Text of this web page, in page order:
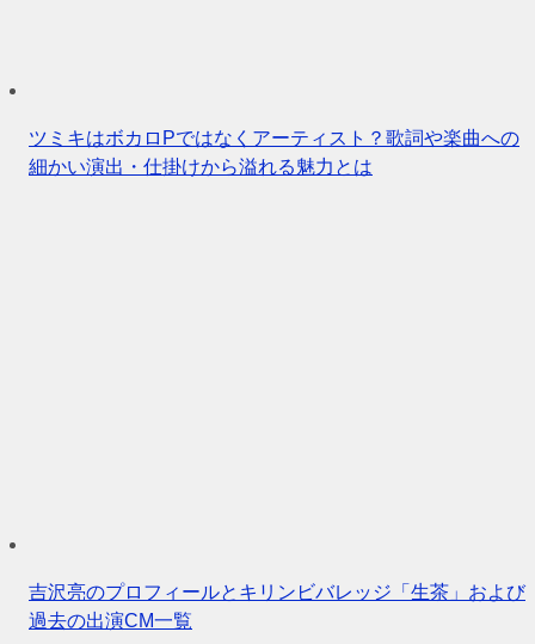
ツミキはボカロPではなくアーティスト？歌詞や楽曲への
細かい演出・仕掛けから溢れる魅力とは
吉沢亮のプロフィールとキリンビバレッジ「生茶」および
過去の出演CM一覧